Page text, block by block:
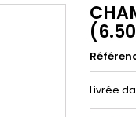
Livrée